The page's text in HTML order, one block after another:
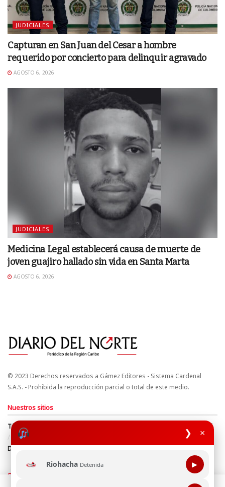
❯ ×
Riohacha Detenida ▶
JUDICIALES
Capturan en San Juan del Cesar a hombre
requerido por concierto para delinquir agravado
AGOSTO 6, 2026
JUDICIALES
Medicina Legal establecerá causa de muerte de
joven guajiro hallado sin vida en Santa Marta
AGOSTO 6, 2026
© 2023 Derechos reservados a Gámez Editores - Sistema Cardenal
S.A.S. - Prohibida la reproducción parcial o total de este medio.
Nuestros sitios
Términos y Condiciones
Derechos de Autor y Propiedad Intelectual
Política de uso de cookies
Política de Tratamiento de Datos
Directrices Editoriales
Síguenos
Esta página web usa cookie para mejorar tu experiencia de